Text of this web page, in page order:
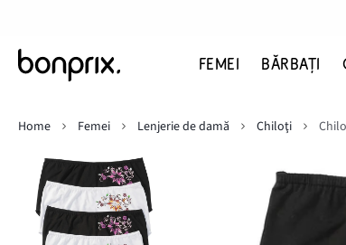
FEMEI BĂRBAŢI
Home
Femei Lenjerie de damă Chiloţi